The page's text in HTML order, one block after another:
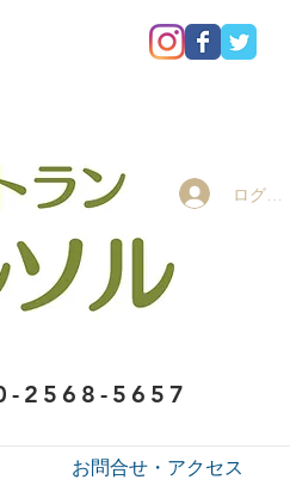
ログイン
2568-5657
お問合せ・アクセス